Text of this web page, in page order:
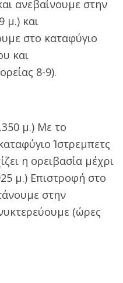
ανεβαίνουμε στην
μ.) και
στο καταφύγιο
και
8-9).
μ.) Με το
Ίστρεμπετς
η ορειβασία μέχρι
μ.) Επιστροφή στο
στην
(ώρες